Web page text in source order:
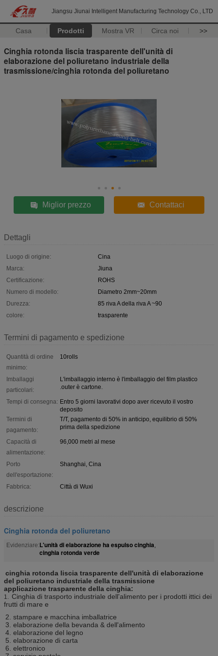
Jiangsu Jiunai Intelligent Manufacturing Technology Co., LTD
Casa Prodotti Mostra VR Circa noi >>
Cinghia rotonda liscia trasparente dell'unità di
elaborazione del poliuretano industriale della
trasmissione/cinghia rotonda del poliuretano
Miglior prezzo Contattaci
Dettagli
Luogo di origine:
Cina
Marca:
Jiuna
Certificazione:
ROHS
Numero di modello:
Diametro 2mm~20mm
Durezza:
85 riva A della riva A ~90
colore:
trasparente
Termini di pagamento e spedizione
Quantità di ordine
minimo:
10rolls
Imballaggi
particolari:
L'imballaggio interno è l'imballaggio del film plastico
.outer è cartone.
Tempi di consegna: Entro 5 giorni lavorativi dopo aver ricevuto il vostro
deposito
Termini di
pagamento:
T/T, pagamento di 50% in anticipo, equilibrio di 50%
prima della spedizione
Capacità di
alimentazione:
96,000 metri al mese
Porto
dell'esportazione:
Shanghai, Cina
Fabbrica: Città di Wuxi
descrizione
Cinghia rotonda del poliuretano
Evidenziare:L'unità di elaborazione ha espulso cinghia,
cinghia rotonda verde
cinghia rotonda liscia trasparente dell'unità di elaborazione
del poliuretano industriale della trasmissione
applicazione trasparente della cinghia:
1. Cinghia di trasporto industriale dell'alimento per i prodotti ittici dei
frutti di mare e
2. stampare e macchina imballatrice
3. elaborazione della bevanda & dell'alimento
4. elaborazione del legno
5. elaborazione di carta
6. elettronico